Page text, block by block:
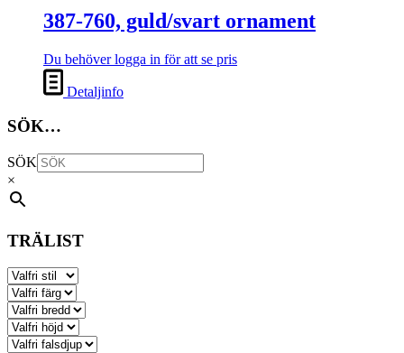
387-760, guld/svart ornament
Du behöver logga in för att se pris
Detaljinfo
SÖK…
SÖK
×
TRÄLIST